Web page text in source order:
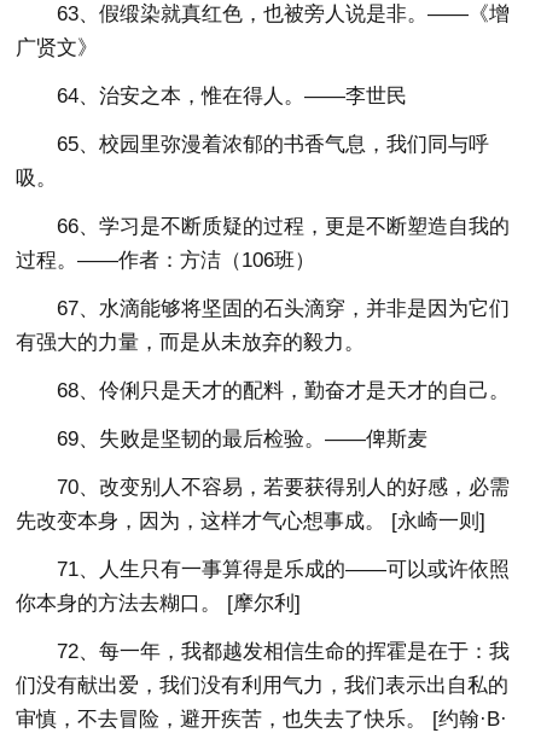
63、假缎染就真红色，也被旁人说是非。——《增
广贤文》
64、治安之本，惟在得人。——李世民
65、校园里弥漫着浓郁的书香气息，我们同与呼
吸。
66、学习是不断质疑的过程，更是不断塑造自我的
过程。——作者：方洁（106班）
67、水滴能够将坚固的石头滴穿，并非是因为它们
有强大的力量，而是从未放弃的毅力。
68、伶俐只是天才的配料，勤奋才是天才的自己。
69、失败是坚韧的最后检验。——俾斯麦
70、改变别人不容易，若要获得别人的好感，必需
先改变本身，因为，这样才气心想事成。 [永崎一则]
71、人生只有一事算得是乐成的——可以或许依照
你本身的方法去糊口。 [摩尔利]
72、每一年，我都越发相信生命的挥霍是在于：我
们没有献出爱，我们没有利用气力，我们表示出自私的
审慎，不去冒险，避开疾苦，也失去了快乐。 [约翰·B·